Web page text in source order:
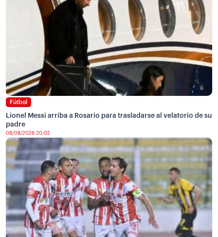
Fútbol
Lionel Messi arriba a Rosario para trasladarse al velatorio de su
padre
08/08/2026 20:02